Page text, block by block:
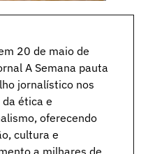
20 de maio de
A Semana pauta
jornalístico nos
ética e
oferecendo
cultura e
a milhares de